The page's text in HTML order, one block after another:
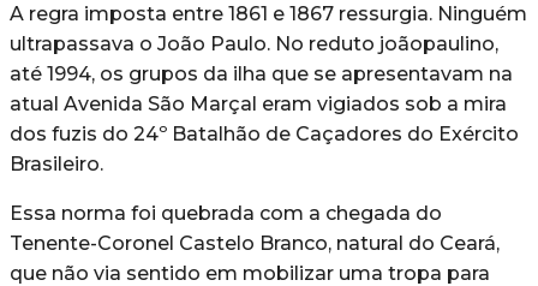
A regra imposta entre 1861 e 1867 ressurgia. Ninguém
ultrapassava o João Paulo. No reduto joãopaulino,
até 1994, os grupos da ilha que se apresentavam na
atual Avenida São Marçal eram vigiados sob a mira
dos fuzis do 24º Batalhão de Caçadores do Exército
Brasileiro.
Essa norma foi quebrada com a chegada do
Tenente-Coronel Castelo Branco, natural do Ceará,
que não via sentido em mobilizar uma tropa para